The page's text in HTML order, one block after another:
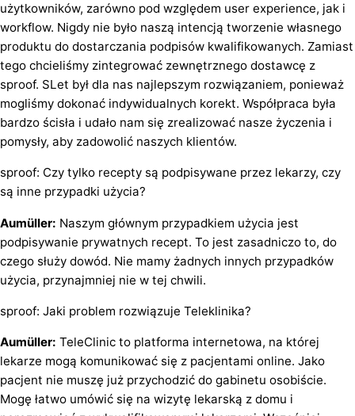
użytkowników, zarówno pod względem user experience, jak i
workflow. Nigdy nie było naszą intencją tworzenie własnego
produktu do dostarczania podpisów kwalifikowanych. Zamiast
tego chcieliśmy zintegrować zewnętrznego dostawcę z
sproof. SLet był dla nas najlepszym rozwiązaniem, ponieważ
mogliśmy dokonać indywidualnych korekt. Współpraca była
bardzo ścisła i udało nam się zrealizować nasze życzenia i
pomysły, aby zadowolić naszych klientów.
sproof: Czy tylko recepty są podpisywane przez lekarzy, czy
są inne przypadki użycia?
Aumüller: Naszym głównym przypadkiem użycia jest
podpisywanie prywatnych recept. To jest zasadniczo to, do
czego służy dowód. Nie mamy żadnych innych przypadków
użycia, przynajmniej nie w tej chwili.
sproof: Jaki problem rozwiązuje Teleklinika?
Aumüller: TeleClinic to platforma internetowa, na której
lekarze mogą komunikować się z pacjentami online. Jako
pacjent nie muszę już przychodzić do gabinetu osobiście.
Mogę łatwo umówić się na wizytę lekarską z domu i